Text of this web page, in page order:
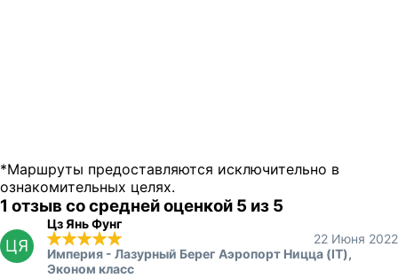
*Маршруты предоставляются исключительно в
ознакомительных целях.
1 отзыв со средней оценкой 5 из 5
ЦЯ
Цз Янь Фунг
22 Июня 2022
Империя - Лазурный Берег Аэропорт Ницца (IT),
Эконом класс